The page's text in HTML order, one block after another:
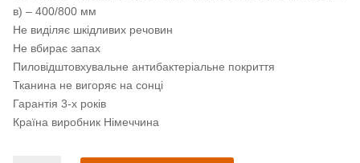
в) – 400/800 мм
Не виділяє шкідливих речовин
Не вбирає запах
Пиловідштовхувальне антибактеріальне покриття
Тканина не вигоряє на сонці
Гарантія 3-х років
Країна виробник Німеччина